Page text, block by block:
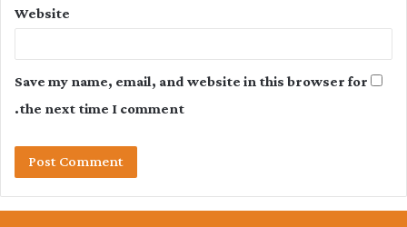
Website
Save my name, email, and website in this browser for
the next time I comment.